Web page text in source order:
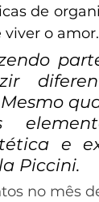
de
o amor.
e
Piccini.
no mês